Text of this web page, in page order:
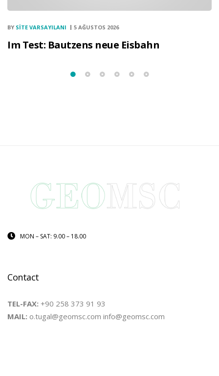
BY SITE VARSAYILANI 5 AĞUSTOS 2026
Im Test: Bautzens neue Eisbahn
MON – SAT: 9.00 – 18.00
Contact
TEL-FAX: +90 258 373 91 93
MAIL: o.tugal@geomsc.com info@geomsc.com